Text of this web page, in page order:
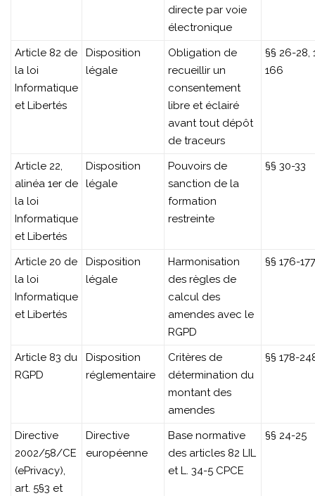
directe par voie
électronique
Article 82 de
la loi
Informatique
et Libertés
Disposition
légale
Obligation de
recueillir un
consentement
libre et éclairé
avant tout dépôt
de traceurs
§§ 26-28,
166
Article 22,
alinéa 1er de
la loi
Informatique
et Libertés
Disposition
légale
Pouvoirs de
sanction de la
formation
restreinte
§§ 30-33
Article 20 de
la loi
Informatique
et Libertés
Disposition
légale
Harmonisation
des règles de
calcul des
amendes avec le
RGPD
§§ 176-177
Article 83 du
RGPD
Disposition
réglementaire
Critères de
détermination du
montant des
amendes
§§ 178-
Directive
2002/58/CE
(ePrivacy),
art. 5§3 et
Directive
européenne
Base normative
des articles 82 LIL
et L. 34-5 CPCE
§§ 24-25